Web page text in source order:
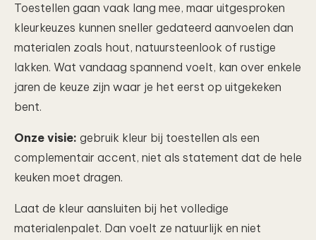
Toestellen gaan vaak lang mee, maar uitgesproken
kleurkeuzes kunnen sneller gedateerd aanvoelen dan
materialen zoals hout, natuursteenlook of rustige
lakken. Wat vandaag spannend voelt, kan over enkele
jaren de keuze zijn waar je het eerst op uitgekeken
bent.
Onze visie: gebruik kleur bij toestellen als een
complementair accent, niet als statement dat de hele
keuken moet dragen.
Laat de kleur aansluiten bij het volledige
materialenpalet. Dan voelt ze natuurlijk en niet